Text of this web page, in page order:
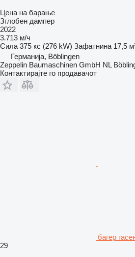
Цена на барање
Зглобен дампер
2022
3.713 м/ч
Сила 375 кс (276 kW) Зафатнина 17,5
Германија, Böblingen
Zeppelin Baumaschinen GmbH NL
Контактирајте го продавачот
багер
29